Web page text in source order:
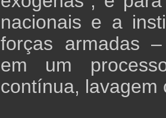
nacionais e a
forças armadas
em um
contínua, lavagem